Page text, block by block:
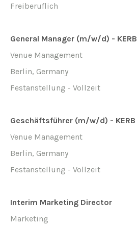
Freiberuflich
General Manager (m/w/d) -
Venue Management
Berlin, Germany
Festanstellung - Vollzeit
Geschäftsführer (m/w/d) - KERB
Venue Management
Berlin, Germany
Festanstellung - Vollzeit
Interim Marketing Director
Marketing